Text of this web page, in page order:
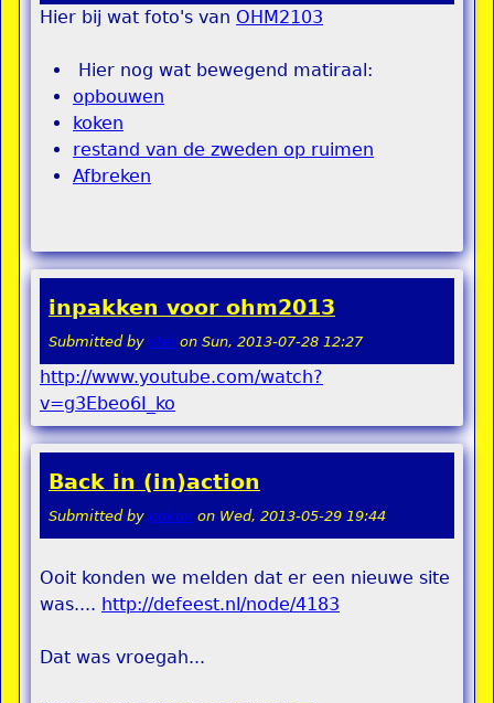
Hier bij wat foto's van OHM2103
Hier nog wat bewegend matiraal:
opbouwen
koken
restand van de zweden op ruimen
Afbreken
inpakken voor ohm2013
Submitted by stel on Sun, 2013-07-28 12:27
http://www.youtube.com/watch?
v=g3Ebeo6I_ko
Back in (in)action
Submitted by pokon on Wed, 2013-05-29 19:44
Ooit konden we melden dat er een nieuwe site
was.... http://defeest.nl/node/4183
Dat was vroegah...